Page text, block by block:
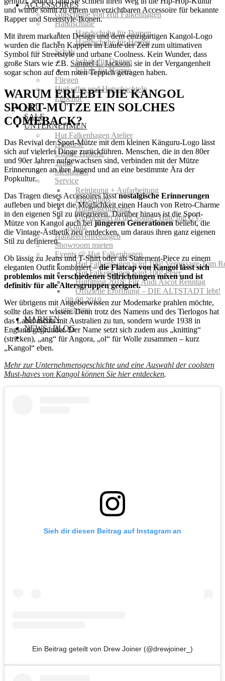
ACCESSOIRES
Gutscheine von Hut Falkenhagen
Handschuhe
Handschuhe für Damen
Handschuhe für Herren
Schals
Schals für Damen
Schals für Herren
Fliegen
Hutkoffer und Hutschachteln
Zubehör
NEU
SALE
UNTERNEHMEN
Hut Falkenhagen Atelier
Hutkurse
Unsere Historie
Team
Mediathek
Service
Reinigung + Aufarbeitung
Pflegetipps
Hutgrößenberater
Gut behütet in der Sonne: Hüte mit UV-
Schutz
Handelsvertretungen
Showroom mieten
Events @ Hut Falkenhagen
Hut Falkenhagen wird 100! Vernissage Tom
Hut Falkenhagen wird 100! Feier
Hutfitting 2018: Für Audi Ascot Renntag
Offizielle Eröffnung – DIE ALTSTADT lebt!
08.08.2019
Gutscheine
MARKEN
NEWS | BLOG
und wurde somit zu einem unverzichtbaren Accessoire für bekannte
Rapper und Streetstyle-Ikonen.
Mit ihrem markanten Design und dem einzigartigen Kangol-Logo
wurden die flachen Kappen im Laufe der Zeit zum ultimativen
Symbol für Streetstyle und urbane Coolness. Kein Wunder, dass
große Stars wie z.B. Samuel L. Jackson, sie in der Vergangenheit
sogar schon auf dem roten Teppich getragen haben.
WARUM ERLEBT DIE KANGOL
SPORT-MÜTZE EIN SOLCHES
COMEBACK?
Das Revival der Sport-Mütze mit dem kleinen Känguru-Logo lässt
sich auf vielerlei Dinge zurückführen. Menschen, die in den 80er
und 90er Jahren aufgewachsen sind, verbinden mit der Mütze
Erinnerungen an ihre Jugend und an eine bestimmte Ära der
Popkultur.
Das Tragen dieses Accessoires lässtnostalgische Erinnerungen
aufleben und bietet die Möglichkeit einen Hauch von Retro-Charme
in den eigenen Stil zu integrieren. Darüber hinaus ist die Sport-
Mütze von Kangol auch beijüngeren Generationenbeliebt, die
die Vintage-Ästhetik neu entdecken, um daraus ihren ganz eigenen
Stil zu definieren.
Ob lässig zu Jeans und T-Shirt oder als Statement-Piece zu einem
eleganten Outfit kombiniert –die Flatcap von Kangol lässt sich
problemlos mit verschiedenen Stilrichtungen mixen und ist
definitiv für alle Altersgruppen geeignet.
Wer übrigens mit Angeberwissen zur Modemarke prahlen möchte,
sollte das hier wissen: Denn trotz des Namens und des Tierlogos hat
das Label nichts mit Australien zu tun, sondern wurde 1938 in
England gegründet. Der Name setzt sich zudem aus „knitting“
(stricken), „ang“ für Angora, „ol“ für Wolle zusammen – kurz
„Kangol“ eben.
Mehr zur Unternehmensgeschichte und eine Auswahl der coolsten
Must-haves von Kangol können Sie hier entdecken.
Sieh dir diesen Beitrag auf Instagram an
Ein Beitrag geteilt von Drew Joiner (@drewjoiner_)